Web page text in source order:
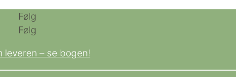
Følg
Følg
leveren – se bogen!